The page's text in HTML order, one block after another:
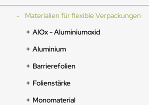
Materialien für flexible Verpackungen
AlOx - Aluminiumoxid
Aluminium
Barrierefolien
Folienstärke
Monomaterial